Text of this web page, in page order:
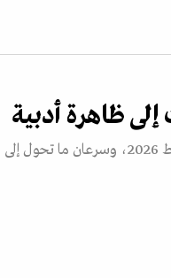
ظاهرة أدبية
صدر كتاب "والفرح بالحياة" لجيزيل بيليكوت في فبراير/ شباط 2026، وسرعان ما تحول إلى